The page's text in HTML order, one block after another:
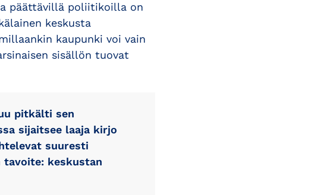
päättävillä poliitikoilla on
keskusta
kaupunki voi vain
sisällön tuovat
pitkälti sen
sijaitsee laaja kirjo
suuresti
keskustan